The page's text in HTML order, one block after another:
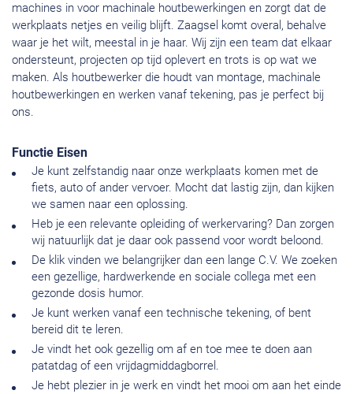
machines in voor machinale houtbewerkingen en zorgt dat de
werkplaats netjes en veilig blijft. Zaagsel komt overal, behalve
waar je het wilt, meestal in je haar. Wij zijn een team dat elkaar
ondersteunt, projecten op tijd oplevert en trots is op wat we
maken. Als houtbewerker die houdt van montage, machinale
houtbewerkingen en werken vanaf tekening, pas je perfect bij
ons.
Functie Eisen
Je kunt zelfstandig naar onze werkplaats komen met de
fiets, auto of ander vervoer. Mocht dat lastig zijn, dan kijken
we samen naar een oplossing.
Heb je een relevante opleiding of werkervaring? Dan zorgen
wij natuurlijk dat je daar ook passend voor wordt beloond.
De klik vinden we belangrijker dan een lange C.V. We zoeken
een gezellige, hardwerkende en sociale collega met een
gezonde dosis humor.
Je kunt werken vanaf een technische tekening, of bent
bereid dit te leren.
Je vindt het ook gezellig om af en toe mee te doen aan
patatdag of een vrijdagmiddagborrel.
Je hebt plezier in je werk en vindt het mooi om aan het einde